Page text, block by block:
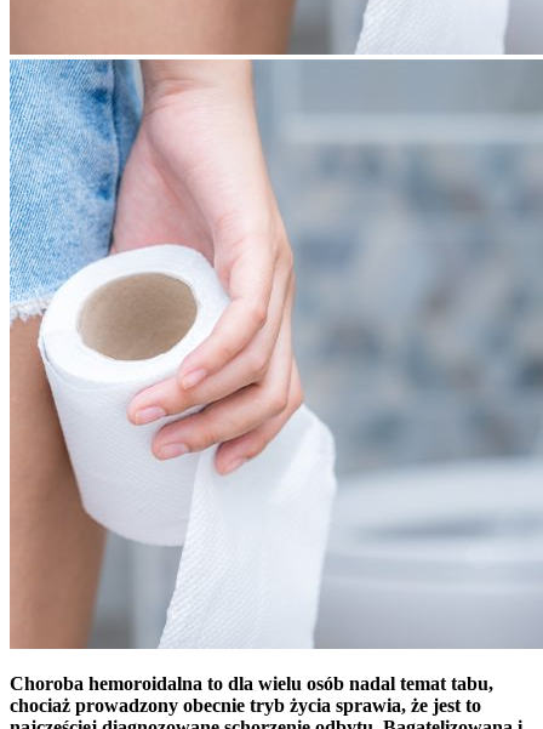
Choroba hemoroidalna to dla wielu osób nadal temat tabu,
chociaż prowadzony obecnie tryb życia sprawia, że jest to